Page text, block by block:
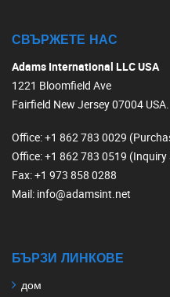
СВЪРЖЕТЕ НАС
Adams International LLC USA
1221 Bloomfield Ave
Fairfield New Jersey 07004 USA.
Office: +1 862 783 0029
Office: +1 862 783 0519
Fax: +1 973 858 0288
Mail: info@adamsint.net
БЪРЗИ ЛИНКОВЕ
дом